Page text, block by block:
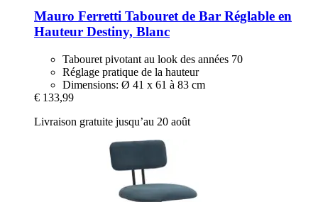
Mauro Ferretti Tabouret de Bar Réglable en
Hauteur Destiny, Blanc
Tabouret pivotant au look des années 70
Réglage pratique de la hauteur
Dimensions: Ø 41 x 61 à 83 cm
€ 133,99
Livraison gratuite jusqu’au 20 août